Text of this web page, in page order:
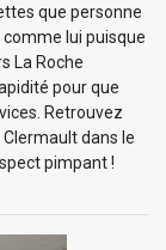
que personne
lui puisque
La Roche
pour que
Retrouvez
dans le
pimpant !